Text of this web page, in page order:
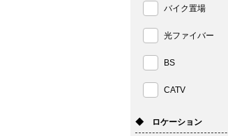
バイク置場
光ファイバー
BS
CATV
◆ ロケーション